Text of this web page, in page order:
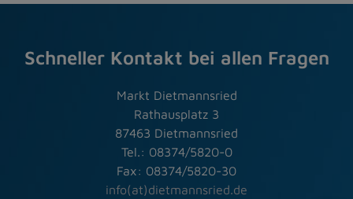
Schneller Kontakt bei allen Fragen
Markt Dietmannsried
Rathausplatz 3
87463 Dietmannsried
Tel.: 08374/5820-0
Fax: 08374/5820-30
info(at)dietmannsried.de